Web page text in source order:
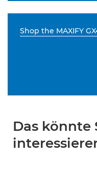
Shop the MAXIFY
Das könnte